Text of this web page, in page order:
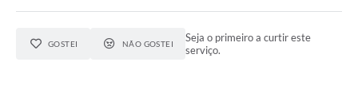
GOSTEI NÃO GOSTEI
Seja o primeiro a curtir este
serviço.